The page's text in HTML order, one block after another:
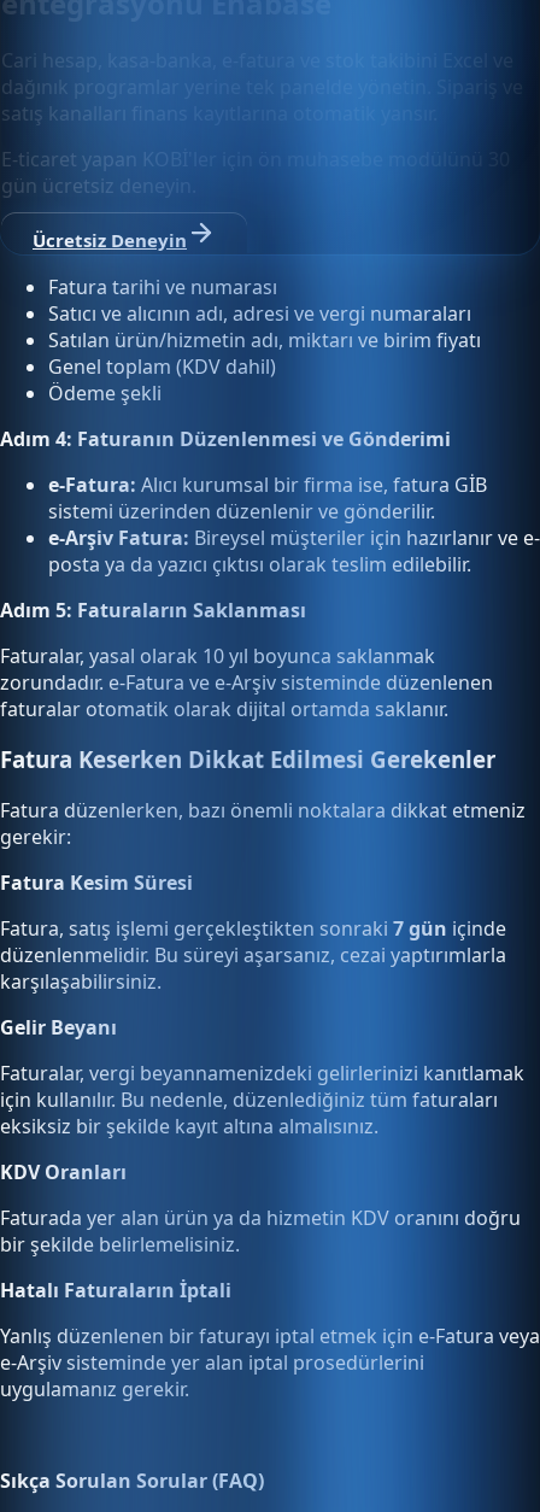
Cari hesap, kasa-banka, e-fatura ve stok takibini Excel ve
dağınık programlar yerine tek panelde yönetin. Sipariş ve
satış kanalları finans kayıtlarına otomatik yansır.
E-ticaret yapan KOBİ'ler için ön muhasebe modülünü 30
gün ücretsiz deneyin.
Ücretsiz Deneyin
Fatura tarihi ve numarası
Satıcı ve alıcının adı, adresi ve vergi numaraları
Satılan ürün/hizmetin adı, miktarı ve birim fiyatı
Genel toplam (KDV dahil)
Ödeme şekli
Adım 4: Faturanın Düzenlenmesi ve Gönderimi
e-Fatura: Alıcı kurumsal bir firma ise, fatura GİB
sistemi üzerinden düzenlenir ve gönderilir.
e-Arşiv Fatura: Bireysel müşteriler için hazırlanır ve e-
posta ya da yazıcı çıktısı olarak teslim edilebilir.
Adım 5: Faturaların Saklanması
Faturalar, yasal olarak 10 yıl boyunca saklanmak
zorundadır. e-Fatura ve e-Arşiv sisteminde düzenlenen
faturalar otomatik olarak dijital ortamda saklanır.
Fatura Keserken Dikkat Edilmesi Gerekenler
Fatura düzenlerken, bazı önemli noktalara dikkat etmeniz
gerekir:
Fatura Kesim Süresi
Fatura, satış işlemi gerçekleştikten sonraki 7 gün içinde
düzenlenmelidir. Bu süreyi aşarsanız, cezai yaptırımlarla
karşılaşabilirsiniz.
Gelir Beyanı
Faturalar, vergi beyannamenizdeki gelirlerinizi kanıtlamak
için kullanılır. Bu nedenle, düzenlediğiniz tüm faturaları
eksiksiz bir şekilde kayıt altına almalısınız.
KDV Oranları
Faturada yer alan ürün ya da hizmetin KDV oranını doğru
bir şekilde belirlemelisiniz.
Hatalı Faturaların İptali
Yanlış düzenlenen bir faturayı iptal etmek için e-Fatura veya
e-Arşiv sisteminde yer alan iptal prosedürlerini
uygulamanız gerekir.
Sıkça Sorulan Sorular (FAQ)